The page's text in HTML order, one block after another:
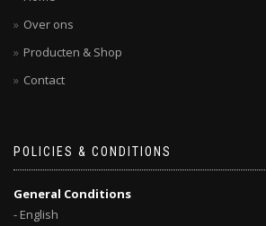
Over ons
Producten & Shop
Contact
POLICIES & CONDITIONS
General Conditions
- English